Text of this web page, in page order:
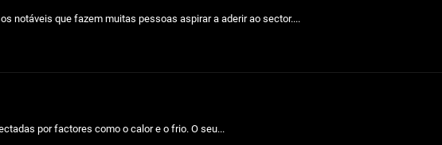
notáveis que fazem muitas pessoas aspirar a aderir ao sector....
por factores como o calor e o frio. O seu...